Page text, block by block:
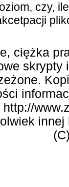
czy,
ciężka
skrypty
innej